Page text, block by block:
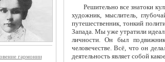
гармонии
Решительно все знатоки
художник, мыслитель,
путешественник, тонкий
Запада. Мы уже утратили
личности. Он был
человечестве. Всё, что он
деятельность являет собой